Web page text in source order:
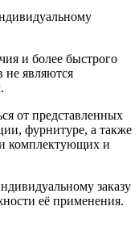
и более быстрого
не являются
от представленных
фурнитуре, а также
комплектующих и
заказу
её применения.